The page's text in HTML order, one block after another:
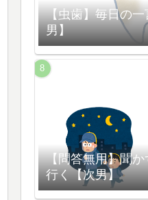
【虫歯】毎日の
男】
【問答無用】聞
行く【次男】